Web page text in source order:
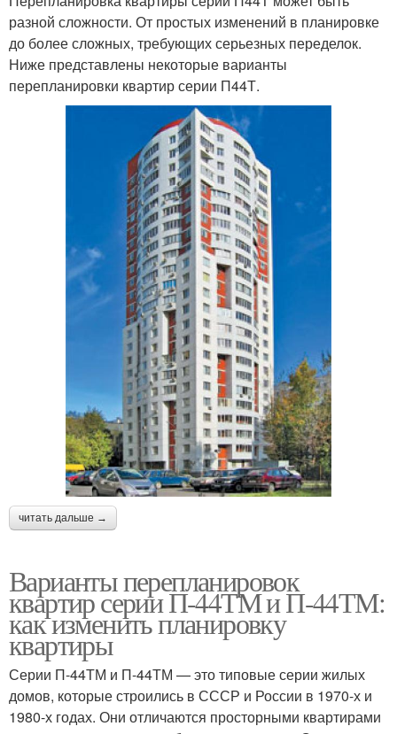
разной сложности. От простых изменений в планировке
до более сложных, требующих серьезных переделок.
Ниже представлены некоторые варианты
перепланировки квартир серии П44Т.
читать дальше →
Варианты перепланировок
квартир серии П-44ТМ и П-44ТМ:
как изменить планировку
квартиры
Серии П-44ТМ и П-44ТМ — это типовые серии жилых
домов, которые строились в СССР и России в 1970-х и
1980-х годах. Они отличаются просторными квартирами